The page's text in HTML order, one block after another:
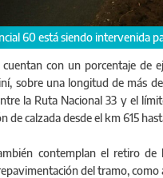
60 está siendo intervenida
cuentan con un porcentaje de
sobre una longitud de más
la Ruta Nacional 33 y el
de calzada desde el km 615
contemplan el retiro de
del tramo, como